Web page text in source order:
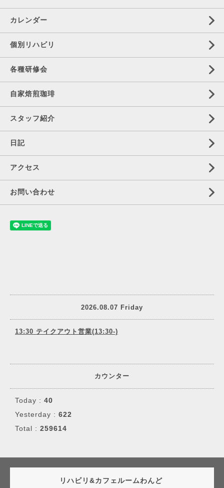
カレンダー
個別リハビリ
各種研修会
自家焙煎珈琲
スタッフ紹介
日記
アクセス
お問い合わせ
2026.08.07 Friday
13:30 テイクアウト営業(13:30-)
カウンター
Today : 40
Yesterday : 622
Total : 259614
リハビリ&カフェルームわんど